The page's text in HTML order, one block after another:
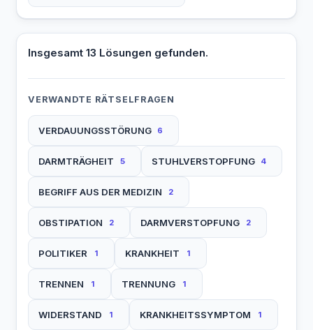
Insgesamt 13 Lösungen gefunden.
VERWANDTE RÄTSELFRAGEN
VERDAUUNGSSTÖRUNG 6
DARMTRÄGHEIT 5 STUHLVERSTOPFUNG 4
BEGRIFF AUS DER MEDIZIN 2
OBSTIPATION 2 DARMVERSTOPFUNG 2
POLITIKER 1 KRANKHEIT 1
TRENNEN 1 TRENNUNG 1
WIDERSTAND 1 KRANKHEITSSYMPTOM 1